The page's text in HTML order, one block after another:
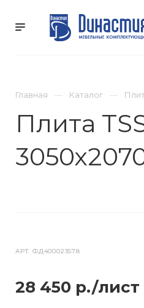
Главная Каталог
Плита
АРТ.ФД400023578
28 450 р./лист